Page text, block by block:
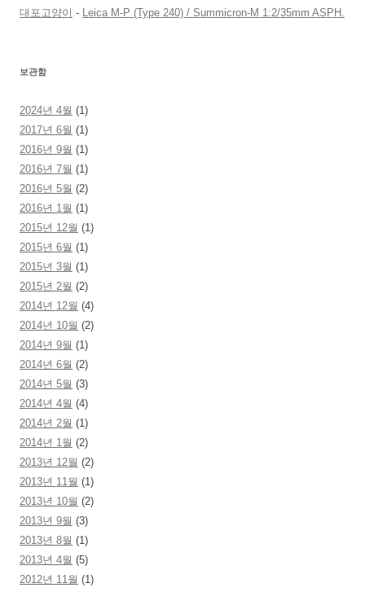
대포고양이 - Leica M-P (Type 240) / Summicron-M 1:2/35mm ASPH.
보관함
2024년 4월 (1)
2017년 6월 (1)
2016년 9월 (1)
2016년 7월 (1)
2016년 5월 (2)
2016년 1월 (1)
2015년 12월 (1)
2015년 6월 (1)
2015년 3월 (1)
2015년 2월 (2)
2014년 12월 (4)
2014년 10월 (2)
2014년 9월 (1)
2014년 6월 (2)
2014년 5월 (3)
2014년 4월 (4)
2014년 2월 (1)
2014년 1월 (2)
2013년 12월 (2)
2013년 11월 (1)
2013년 10월 (2)
2013년 9월 (3)
2013년 8월 (1)
2013년 4월 (5)
2012년 11월 (1)